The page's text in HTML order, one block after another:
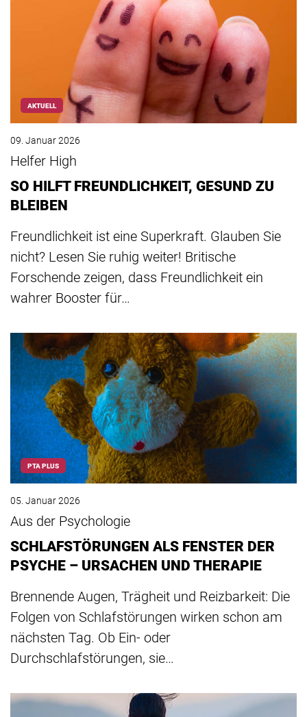
AKTUELL
09. Januar 2026
Helfer High
SO HILFT FREUNDLICHKEIT, GESUND ZU
BLEIBEN
Freundlichkeit ist eine Superkraft. Glauben Sie
nicht? Lesen Sie ruhig weiter! Britische
Forschende zeigen, dass Freundlichkeit ein
wahrer Booster für…
PTA PLUS
05. Januar 2026
Aus der Psychologie
SCHLAFSTÖRUNGEN ALS FENSTER DER
PSYCHE – URSACHEN UND THERAPIE
Brennende Augen, Trägheit und Reizbarkeit: Die
Folgen von Schlafstörungen wirken schon am
nächsten Tag. Ob Ein- oder
Durchschlafstörungen, sie…